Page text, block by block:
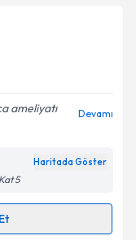
almanız
ile
belirtilen
ameliyatı
Devamı
Haritada Göster
5